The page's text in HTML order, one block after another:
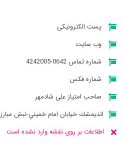
پست الکترونیکی
وب سایت
شماره تماس 0642-4242005
شماره فکس
صاحب امتیاز علی شادمهر
انديمشك خیابان امام خميني-نبش مبارز
اطلاعات بر روی نقشه وارد نشده است